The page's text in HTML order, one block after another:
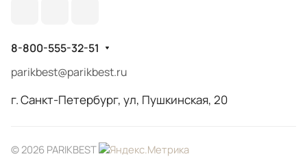
8-800-555-32-51
parikbest@parikbest.ru
г. Санкт-Петербург, ул, Пушкинская, 20
© 2026 PARIKBEST